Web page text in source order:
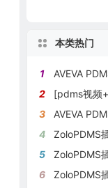
本类热门
1
AVEVA
2
[pdms视频+图文教
3
AVEVA PDMS
4
ZoloPDMS
5
ZoloPDMS
6
ZoloPDMS插